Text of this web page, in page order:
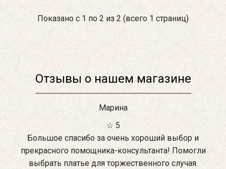
Показано с 1 по 2 из 2 (всего 1 страниц)
Отзывы о нашем магазине
Марина
☆ 5
Большое спасибо за очень хороший выбор и
прекрасного помощника-консультанта! Помогли
выбрать платье для торжественного случая.